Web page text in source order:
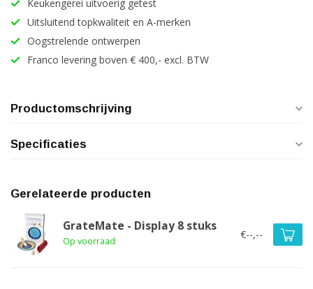
Keukengerei uitvoerig getest
Uitsluitend topkwaliteit en A-merken
Oogstrelende ontwerpen
Franco levering boven € 400,- excl. BTW
Productomschrijving
Specificaties
Gerelateerde producten
GrateMate - Display 8 stuks
Op voorraad
€--,--